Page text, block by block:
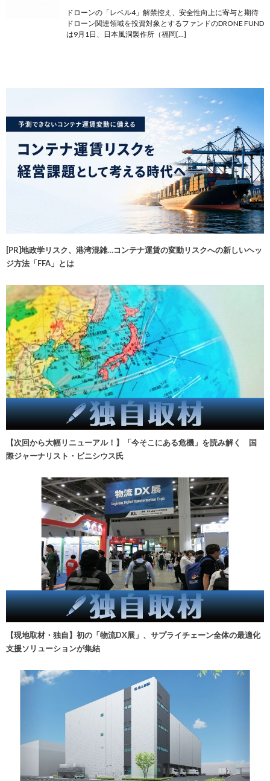
ドローンの「レベル4」解禁控え、安全性向上に寄与と期待
ドローン関連領域を投資対象とするファンドのDRONE FUND
は9月1日、日本風洞製作所（福岡[…]
[PR]地政学リスク、港湾混雑…コンテナ運賃の変動リスクへの新しいヘッ
ジ方法「FFA」とは
【次回から大幅リニューアル！】「今そこにある危機」を読み解く 国
際ジャーナリスト・ビニシウス氏
【現地取材・独自】初の「物流DX展」、サプライチェーン全体の最適化
支援ソリューションが集結